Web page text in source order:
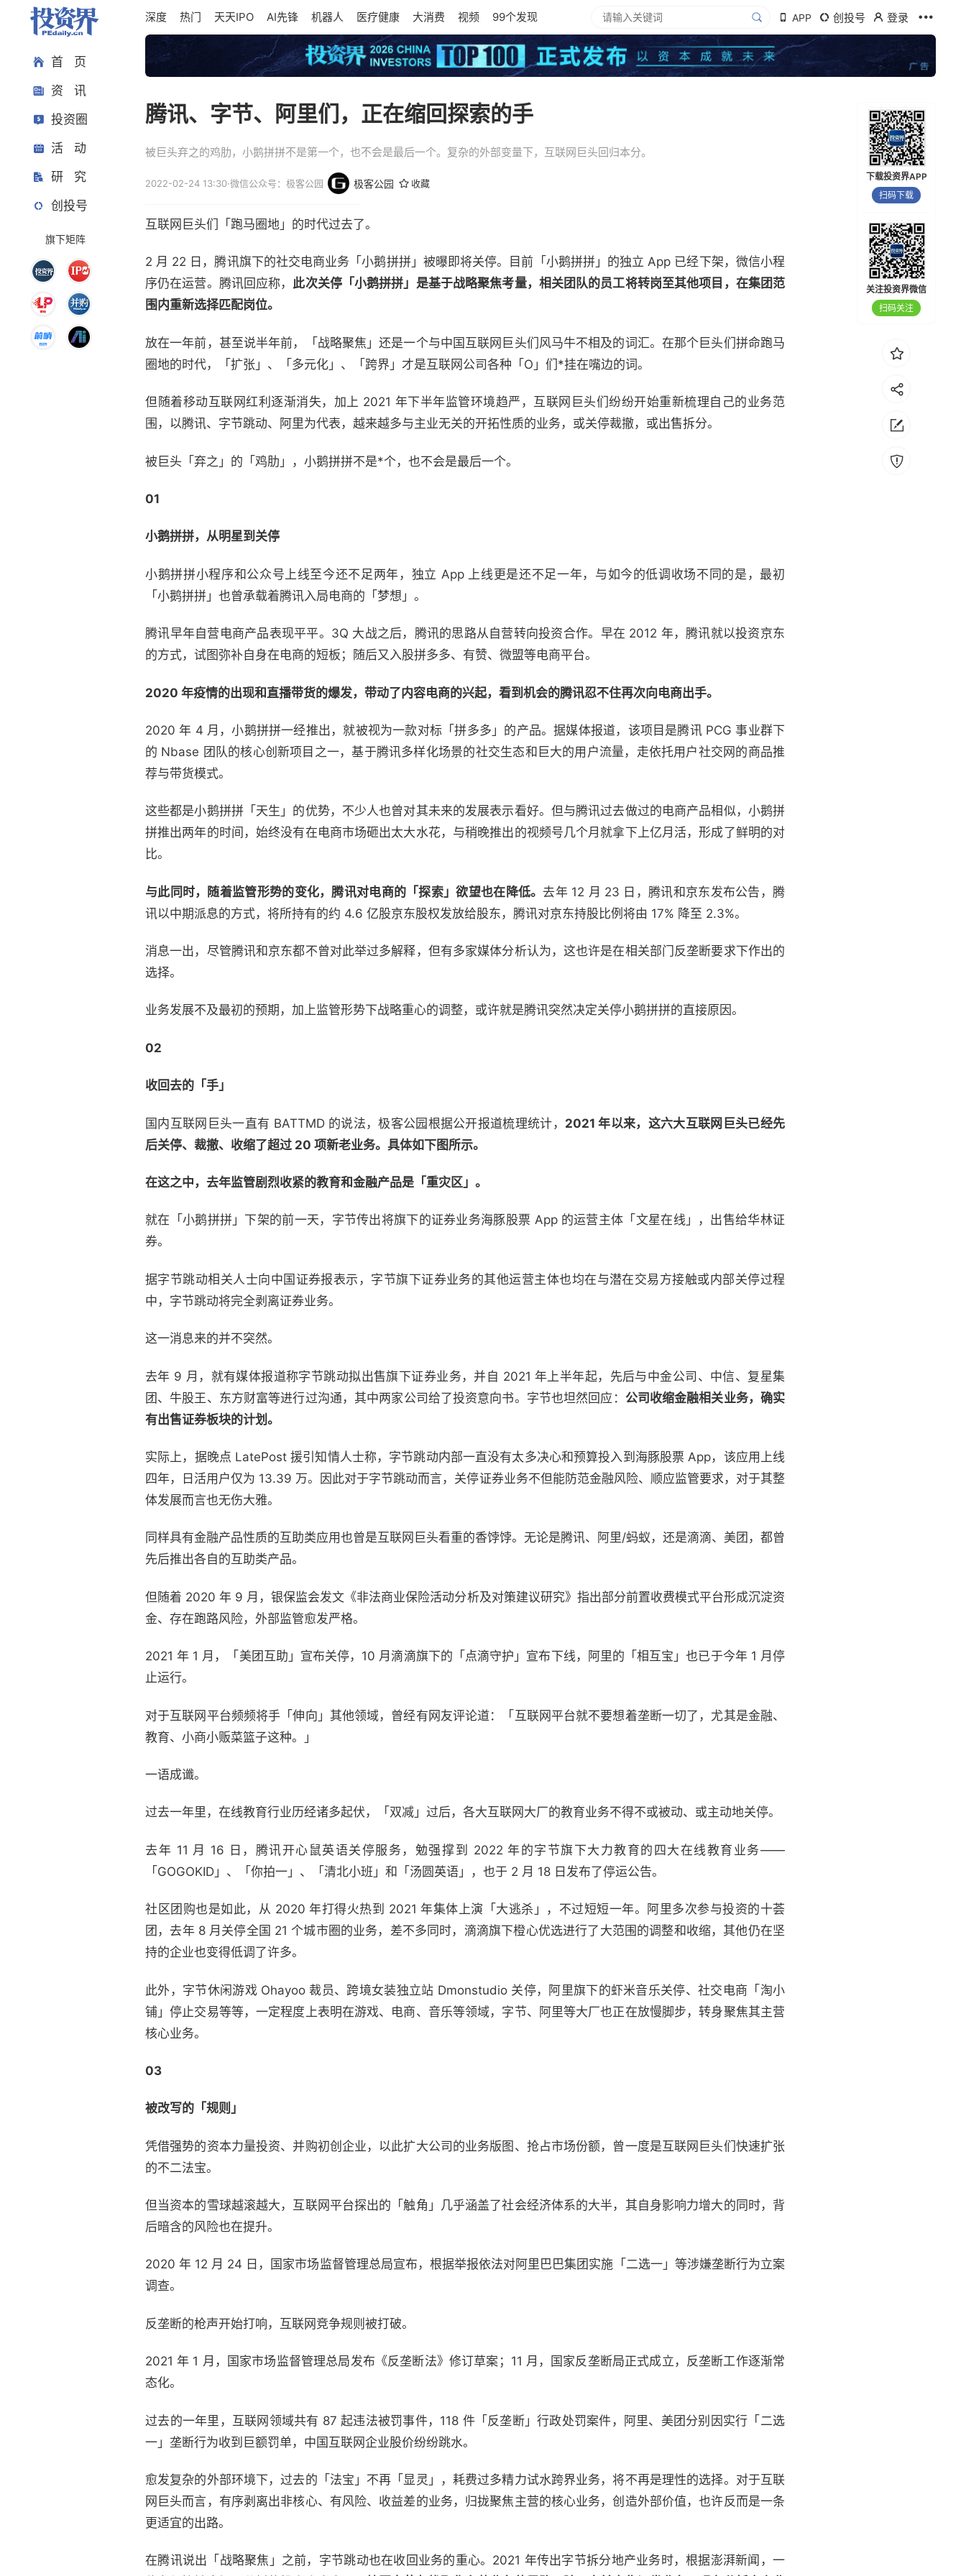
首 页
资 讯
投资圈
活 动
研 究
创投号
旗下矩阵
深度 热门 天天IPO AI先锋 机器人 医疗健康 大消费 视频 99个发现 APP 创投号 登录
腾讯、字节、阿里们，正在缩回探索的手
被巨头弃之的鸡肋，小鹅拼拼不是第一个，也不会是最后一个。复杂的外部变量下，互联网巨头回归本分。
2022-02-24 13:30·微信公众号：极客公园 极客公园 收藏
互联网巨头们「跑马圈地」的时代过去了。
2 月 22 日，腾讯旗下的社交电商业务「小鹅拼拼」被曝即将关停。目前「小鹅拼拼」的独立 App 已经下架，微信小程
序仍在运营。腾讯回应称，此次关停「小鹅拼拼」是基于战略聚焦考量，相关团队的员工将转岗至其他项目，在集团范
围内重新选择匹配岗位。
放在一年前，甚至说半年前，「战略聚焦」还是一个与中国互联网巨头们风马牛不相及的词汇。在那个巨头们拼命跑马
圈地的时代，「扩张」、「多元化」、「跨界」才是互联网公司各种「O」们*挂在嘴边的词。
但随着移动互联网红利逐渐消失，加上 2021 年下半年监管环境趋严，互联网巨头们纷纷开始重新梳理自己的业务范
围，以腾讯、 字节跳动、阿里为代表，越来越多与主业无关的开拓性质的业务，或关停裁撤，或出售拆分。
被巨头「弃之」的「鸡肋」，小鹅拼拼不是*个，也不会是最后一个。
01
小鹅拼拼，从明星到关停
小鹅拼拼小程序和公众号上线至今还不足两年，独立 App 上线更是还不足一年，与如今的低调收场不同的是，最初
「小鹅拼拼」也曾承载着腾讯入局电商的「梦想」。
腾讯早年自营电商产品表现平平。3Q 大战之后，腾讯的思路从自营转向投资合作。早在 2012 年，腾讯就以投资京东
的方式，试图弥补自身在电商的短板；随后又入股拼多多、有赞、微盟等电商平台。
2020 年疫情的出现和直播带货的爆发，带动了内容电商的兴起，看到机会的腾讯忍不住再次向电商出手。
2020 年 4 月，小鹅拼拼一经推出，就被视为一款对标「拼多多」的产品。据媒体报道，该项目是腾讯 PCG 事业群下
的 Nbase 团队的核心创新项目之一，基于腾讯多样化场景的社交生态和巨大的用户流量，走依托用户社交网的商品推
荐与带货模式。
这些都是小鹅拼拼「天生」的优势，不少人也曾对其未来的发展表示看好。但与腾讯过去做过的电商产品相似，小鹅拼
拼推出两年的时间，始终没有在电商市场砸出太大水花，与稍晚推出的视频号几个月就拿下上亿月活，形成了鲜明的对
比。
与此同时，随着监管形势的变化，腾讯对电商的「探索」欲望也在降低。 去年 12 月 23 日，腾讯和京东发布公告，腾
讯以中期派息的方式，将所持有的约 4.6 亿股京东股权发放给股东，腾讯对京东持股比例将由 17% 降至 2.3%。
消息一出，尽管腾讯和京东都不曾对此举过多解释，但有多家媒体分析认为，这也许是在相关部门反垄断要求下作出的
选择。
业务发展不及最初的预期，加上监管形势下战略重心的调整，或许就是腾讯突然决定关停小鹅拼拼的直接原因。
02
收回去的「手」
国内互联网巨头一直有 BATTMD 的说法，极客公园根据公开报道梳理统计， 2021 年以来，这六大互联网巨头已经先
后关停、裁撤、收缩了超过 20 项新老业务。具体如下图所示。
在这之中，去年监管剧烈收紧的教育和金融产品是「重灾区」。
就在「小鹅拼拼」下架的前一天，字节传出将旗下的证券业务海豚股票 App 的运营主体「文星在线」，出售给华林证
券。
据字节跳动相关人士向中国证券报表示，字节旗下证券业务的其他运营主体也均在与潜在交易方接触或内部关停过程
中，字节跳动将完全剥离证券业务。
这一消息来的并不突然。
去年 9 月，就有媒体报道称字节跳动拟出售旗下证券业务，并自 2021 年上半年起，先后与 中金公司 、中信、 复星集
团、牛股王、 东方财富等进行过沟通，其中两家公司给了投资意向书。字节也坦然回应： 公司收缩金融相关业务，确实
有出售证券板块的计划。
实际上，据晚点 LatePost 援引知情人士称，字节跳动内部一直没有太多决心和预算投入到海豚股票 App，该应用上线
四年，日活用户仅为 13.39 万。因此对于字节跳动而言，关停证券业务不但能防范金融风险、顺应监管要求，对于其整
体发展而言也无伤大雅。
同样具有金融产品性质的互助类应用也曾是互联网巨头看重的香饽饽。无论是腾讯、阿里/蚂蚁，还是滴滴、美团，都曾
先后推出各自的互助类产品。
但随着 2020 年 9 月，银保监会发文《非法商业保险活动分析及对策建议研究》指出部分前置收费模式平台形成沉淀资
金、存在跑路风险，外部监管愈发严格。
2021 年 1 月，「美团互助」宣布关停，10 月滴滴旗下的「点滴守护」宣布下线，阿里的「相互宝」也已于今年 1 月停
止运行。
对于互联网平台频频将手「伸向」其他领域，曾经有网友评论道：「互联网平台就不要想着垄断一切了，尤其是金融、
教育、小商小贩菜篮子这种。」
一语成谶。
过去一年里，在线教育行业历经诸多起伏，「双减」过后，各大互联网大厂的教育业务不得不或被动、或主动地关停。
去年 11 月 16 日，腾讯开心鼠英语关停服务，勉强撑到 2022 年的字节旗下大力教育的四大在线教育业务——
「GOGOKID」、「你拍一」、「清北小班」和「汤圆英语」，也于 2 月 18 日发布了停运公告。
社区团购也是如此，从 2020 年打得火热到 2021 年集体上演「大逃杀」，不过短短一年。阿里多次参与投资的十荟
团，去年 8 月关停全国 21 个城市圈的业务，差不多同时，滴滴旗下橙心优选进行了大范围的调整和收缩，其他仍在坚
持的企业也变得低调了许多。
此外，字节休闲游戏 Ohayoo 裁员、跨境女装独立站 Dmonstudio 关停，阿里旗下的虾米音乐关停、社交电商「淘小
铺」停止交易等等，一定程度上表明在游戏、电商、音乐等领域，字节、阿里等大厂也正在放慢脚步，转身聚焦其主营
核心业务。
03
被改写的「规则」
凭借强势的资本力量投资、并购初创企业，以此扩大公司的业务版图、抢占市场份额，曾一度是互联网巨头们快速扩张
的不二法宝。
但当资本的雪球越滚越大，互联网平台探出的「触角」几乎涵盖了社会经济体系的大半，其自身影响力增大的同时，背
后暗含的风险也在提升。
2020 年 12 月 24 日，国家市场监督管理总局宣布，根据举报依法对阿里巴巴集团实施「二选一」等涉嫌垄断行为立案
调查。
反垄断的枪声开始打响，互联网竞争规则被打破。
2021 年 1 月，国家市场监督管理总局发布《反垄断法》修订草案；11 月，国家反垄断局正式成立，反垄断工作逐渐常
态化。
过去的一年里，互联网领域共有 87 起违法被罚事件，118 件「反垄断」行政处罚案件，阿里、美团分别因实行「二选
一」垄断行为收到巨额罚单，中国互联网企业股价纷纷跳水。
愈发复杂的外部环境下，过去的「法宝」不再「显灵」，耗费过多精力试水跨界业务，将不再是理性的选择。对于互联
网巨头而言，有序剥离出非核心、有风险、收益差的业务，归拢聚焦主营的核心业务，创造外部价值，也许反而是一条
更适宜的出路。
在腾讯说出「战略聚焦」之前，字节跳动也在收回业务的重心。2021 年传出字节拆分地产业务时，根据澎湃新闻，一
下载投资界APP
扫码下载
关注投资界微信
扫码关注